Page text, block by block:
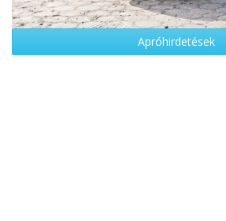
Apróhirdetések